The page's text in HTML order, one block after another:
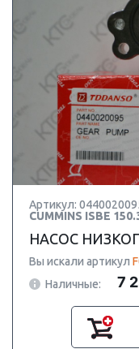
Артикул:
CUMMINS ISBE
НАСОС
Вы искали артикул
Наличные:
7